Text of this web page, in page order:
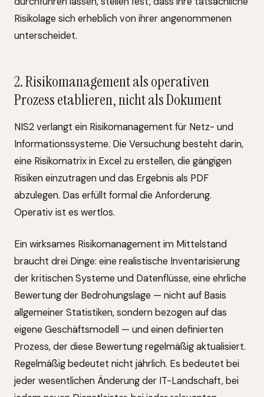
Risikolage sich erheblich von ihrer angenommenen
unterscheidet.
2. Risikomanagement als operativen
Prozess etablieren, nicht als Dokument
NIS2 verlangt ein Risikomanagement für Netz- und
Informationssysteme. Die Versuchung besteht darin,
eine Risikomatrix in Excel zu erstellen, die gängigen
Risiken einzutragen und das Ergebnis als PDF
abzulegen. Das erfüllt formal die Anforderung.
Operativ ist es wertlos.
Ein wirksames Risikomanagement im Mittelstand
braucht drei Dinge: eine realistische Inventarisierung
der kritischen Systeme und Datenflüsse, eine ehrliche
Bewertung der Bedrohungslage — nicht auf Basis
allgemeiner Statistiken, sondern bezogen auf das
eigene Geschäftsmodell — und einen definierten
Prozess, der diese Bewertung regelmäßig aktualisiert.
Regelmäßig bedeutet nicht jährlich. Es bedeutet bei
jeder wesentlichen Änderung der IT-Landschaft, bei